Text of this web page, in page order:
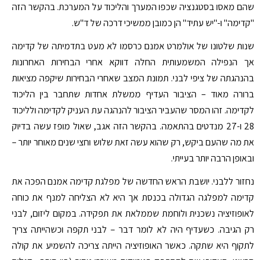
שהם מאסו בסטגנציה שכפו המערך והליכוד על המערכת. בהקשר הזה
"קדימה" ו-"יש עתיד" הן כמובן ממשיכי דרכה של ד"ש.
שנות שלטונו של אולמרט אמנם כרסמו לא מעט בתדמיתה של קדימה
אך הנפילה המשמעותית החלה דווקא אחרי הבחירות האחרונות
בהנהגתה של ציפי לבני. תמונת המצב שאחרי הבחירות שיקפה מציאות
ברורה מאוד – הציבור העדיף ממשלת אחדות שתחבר בין הליכוד
לקדימה. זהו המסר שהעביר הציבור להנהגה עת העניק לקדימה ולליכוד
28 ו-27 מנדטים בהתאמה. בהקשר הזה אגב, שאול מופז עשה בדיוק
את מה שהעם ביקש, רק שהוא עשה זאת שלוש וחצי שנים מאוחר יותר –
ובאופן הרבה יותר בעייתי.
נחזור ללבני. יושבת הראש החדשה של מפלגת קדימה אמנם הפכה את
קדימה למפלגה הגדולה בכנסת אך היא לא הצליחה למנף את כוחה
לאופוזיציה נשכנית ולוחמת שממלאת את תפקידה. במקום ליזום, לבני
רק הגיבה. כשעדיף היה לא לומר דבר – לבני תקפה וכשהייתה צריך
לתקוף היא שתקה. כאשר האופוזיציה הייתה צריכה להשמיע את קולה